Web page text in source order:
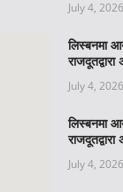
July 4, 2026
लिस्बनमा
July 4, 2026
लिस्बनमा
July 4, 2026